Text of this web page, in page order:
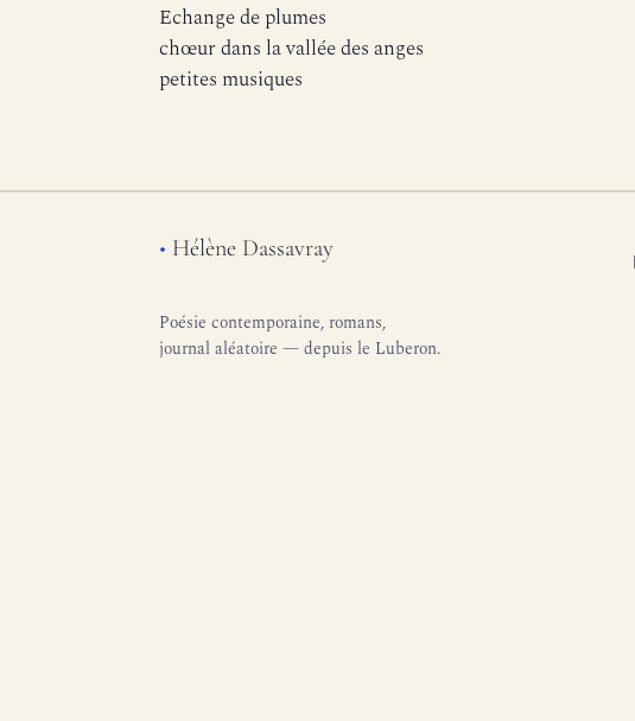
Echange de plumes
chœur dans la vallée des anges
petites musiques
• Hélène Dassavray
Poésie contemporaine, romans,
journal aléatoire — depuis le Luberon.